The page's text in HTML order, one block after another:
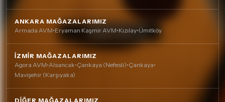
ANKARA MAĞAZALARIMIZ
Armada AVM•Eryaman Kaşmir AVM•Kızılay•Ümitköy
İZMIR MAĞAZALARIMIZ
Agora AVM•Alsancak•Çankaya (Nefesli)•Çankaya•
Mavişehir (Karşıyaka)
DIĞER MAĞAZALARIMIZ